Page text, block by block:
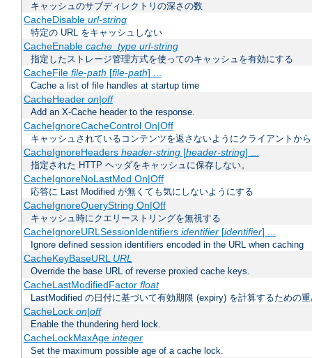
キャッシュのサブディレクトリの深さの数
CacheDisable url-string
特定の URL をキャッシュしない
CacheEnable cache_type url-string
指定したストレージ管理方式を使ってのキャッシュを有効にする
CacheFile file-path [file-path] ...
Cache a list of file handles at startup time
CacheHeader on|off
Add an X-Cache header to the response.
CacheIgnoreCacheControl On|Off
キャッシュされているコンテンツを返さないようにクライアントか
CacheIgnoreHeaders header-string[header-string] ...
指定された HTTP ヘッダをキャッシュに保存しない。
CacheIgnoreNoLastMod On|Off
応答に Last Modified が無くても気にしないようにする
CacheIgnoreQueryString On|Off
キャッシュ時にクエリーストリングを無視する
CacheIgnoreURLSessionIdentifiers identifier[identifier] ...
Ignore defined session identifiers encoded in the URL when caching
CacheKeyBaseURL URL
Override the base URL of reverse proxied cache keys.
CacheLastModifiedFactor float
LastModified の日付に基づいて有効期限 (expiry) を計算するための
CacheLock on|off
Enable the thundering herd lock.
CacheLockMaxAge integer
Set the maximum possible age of a cache lock.